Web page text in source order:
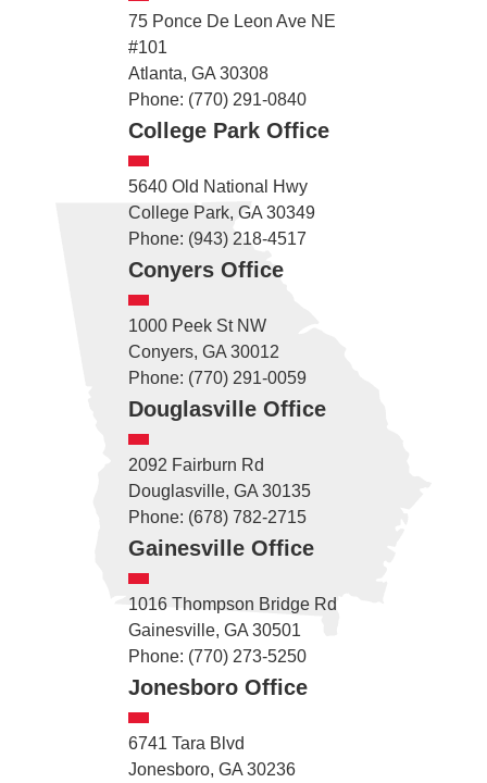
75 Ponce De Leon Ave NE
#101
Atlanta, GA 30308
Phone: (770) 291-0840
College Park Office
5640 Old National Hwy
College Park, GA 30349
Phone: (943) 218-4517
Conyers Office
1000 Peek St NW
Conyers, GA 30012
Phone: (770) 291-0059
Douglasville Office
2092 Fairburn Rd
Douglasville, GA 30135
Phone: (678) 782-2715
Gainesville Office
1016 Thompson Bridge Rd
Gainesville, GA 30501
Phone: (770) 273-5250
Jonesboro Office
6741 Tara Blvd
Jonesboro, GA 30236